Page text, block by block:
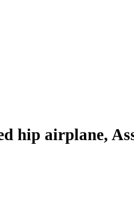
hip airplane,